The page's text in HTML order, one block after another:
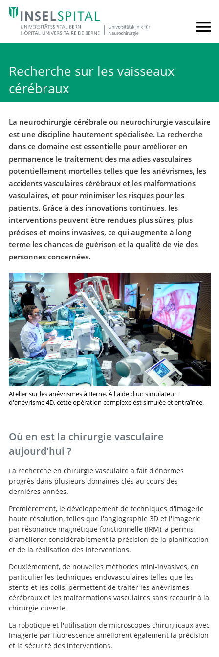
Recherche sur les vaisseaux
cérébraux
La neurochirurgie cérébrale ou neurochirurgie vasculaire
est une discipline hautement spécialisée. La recherche
dans ce domaine est essentielle pour améliorer en
permanence le traitement des maladies vasculaires
potentiellement mortelles telles que les anévrismes, les
accidents vasculaires cérébraux et les malformations
vasculaires, et pour minimiser les risques pour les
patients. Grâce à des innovations continues, les
interventions peuvent être rendues plus sûres, plus
précises et moins invasives, ce qui augmente à long
terme les chances de guérison et la qualité de vie des
personnes concernées.
Atelier sur les anévrismes à Berne. À l'aide d'un simulateur
d'anévrisme 4D, cette opération complexe est simulée et entraînée.
Où en est la chirurgie vasculaire
aujourd'hui ?
La recherche en chirurgie vasculaire a fait d'énormes
progrès dans plusieurs domaines clés au cours des
dernières années.
Premièrement, le développement de techniques d'imagerie
haute résolution, telles que l'angiographie 3D et l'imagerie
par résonance magnétique fonctionnelle (IRM), a permis
d'améliorer considérablement la précision de la planification
et de la réalisation des interventions.
Deuxièmement, de nouvelles méthodes mini-invasives, en
particulier les techniques endovasculaires telles que les
stents et les coils, permettent de traiter les anévrismes
cérébraux et les malformations vasculaires sans recourir à la
chirurgie ouverte.
La robotique et l'utilisation de microscopes chirurgicaux avec
imagerie par fluorescence améliorent également la précision
et la sécurité des interventions.